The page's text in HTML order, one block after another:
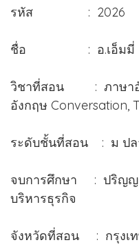
รหัส :
ชื่อ : อ.เอ็
วิชาที่สอน : ภาษาอัง
อังกฤษ Conversation,
ระดับชั้นที่สอน : ม ปล
จบการศึกษา : ปริญญ
บริหารธุรกิจ
จังหวัดที่สอน : กรุงเ